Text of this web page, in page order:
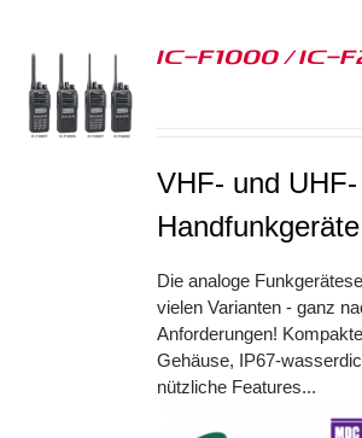
IC-F1000 / IC-
VHF- und UHF-
Handfunkgeräte
Die analoge
vielen Varianten - ganz
Anforderungen!
Gehäuse, IP67-
nützliche Features...